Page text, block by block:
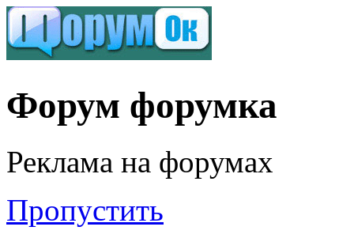
Форум форумка
Реклама на форумах
Пропустить